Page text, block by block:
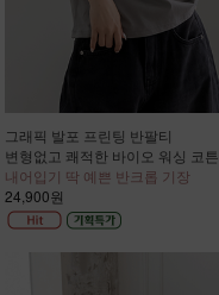
그래픽 발포 프린팅 반팔티
변형없고 쾌적한 바이오 워싱 코튼
내어입기 딱 예쁜 반크롭 기장
24,900원